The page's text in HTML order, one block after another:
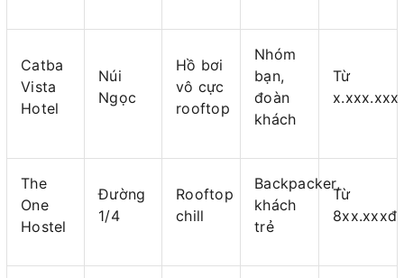
Catba
Vista
Hotel
Núi
Ngọc
Hồ bơi
vô cực
rooftop
Nhóm
bạn,
đoàn
khách
Từ
The
One
Hostel
Đường
1/4
Rooftop
chill
Backpacker,
khách
trẻ
Từ
8xx.xxxđ